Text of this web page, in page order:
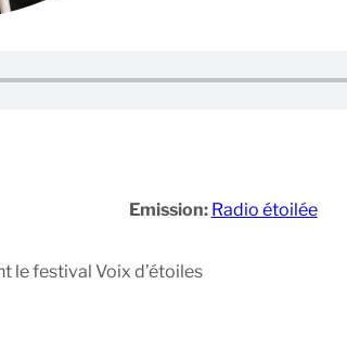
Emission: Radio étoilée
le festival Voix d’étoiles